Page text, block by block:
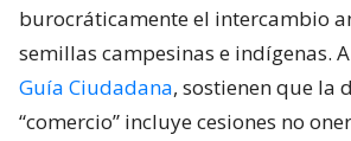
burocráticamente el intercambio
semillas campesinas e indígenas.
Guía Ciudadana, sostienen que la
“comercio” incluye cesiones no